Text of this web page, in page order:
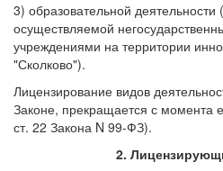
3) образовательной
осуществляемой
учреждениями на территории
"Сколково").
Лицензирование видов
Законе, прекращается с момента
ст. 22 Закона N 99-ФЗ).
2.